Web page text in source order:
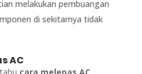
melakukan pembuangan
di sekitarnya tidak
AC